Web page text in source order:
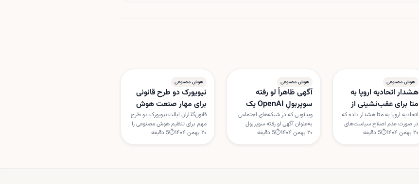
هوش مصنوعی
هشدار اتحادیه اروپا به
متا برای عقب‌نشینی از
سیاست هوش مصنوعی
واتس‌اپ
اتحادیه اروپا به متا هشدار داده که
در صورت عدم اصلاح سیاست‌های
هوش مصنوعی در واتس‌اپ،
۲۰ بهمن ۱۴۰۴ ⏱
5 دقیقه
هوش مصنوعی
آگهی ظاهراً لو رفته
سوپربولِ OpenAI یک
حقه اینترنتی بود
ویدئویی که در شبکه‌های اجتماعی
به‌عنوان آگهی لو رفته سوپربول
OpenAI با یک گجت کروی و ایربادز
۲۰ بهمن ۱۴۰۴ ⏱
5 دقیقه
هوش مصنوعی
نیویورک دو طرح قانونی
برای مهار صنعت هوش
مصنوعی بررسی می‌کند
قانون‌گذاران ایالت نیویورک دو طرح
مهم برای تنظیم هوش مصنوعی را
بررسی می‌کنند؛ یکی برای
۲۰ بهمن ۱۴۰۴ ⏱
5 دقیقه